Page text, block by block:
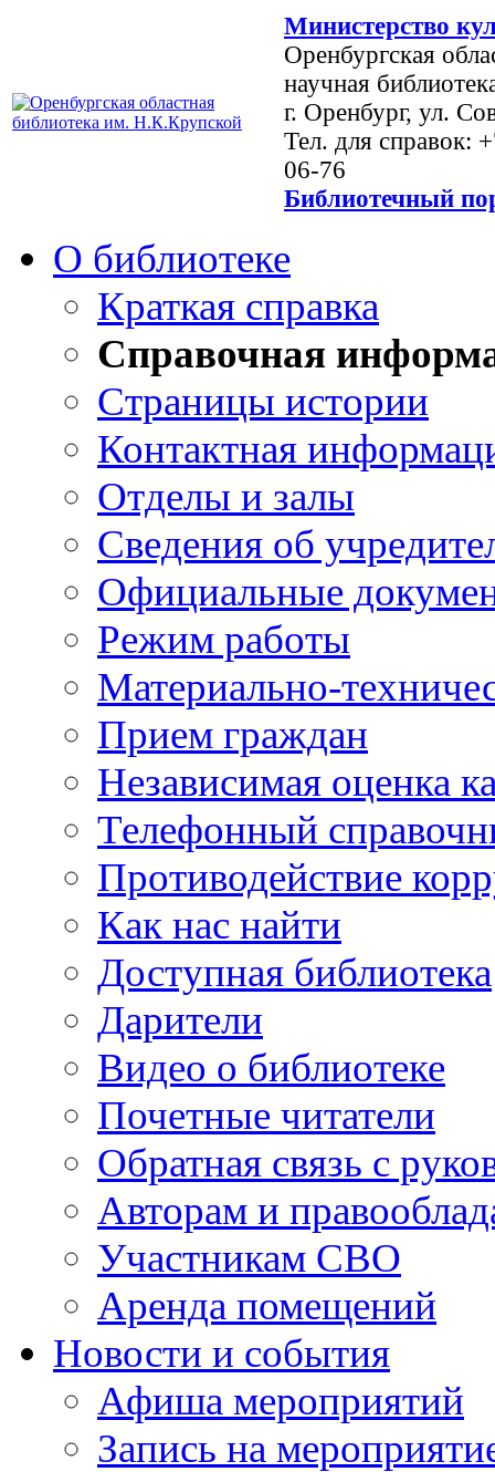
Министерство
Оренбургская
научная
г. Оренбург, ул.
Тел. для справок:
06-76
Библиотечный
О библиотеке
Краткая справка
Справочная
Страницы истории
Контактная
Отделы и залы
Сведения об
Официальные
Режим работы
Материально-
Прием граждан
Независимая оценка
Телефонный
Противодействие
Как нас найти
Доступная библиотека
Дарители
Видео о библиотеке
Почетные читатели
Обратная связь с
Авторам и
Участникам СВО
Аренда помещений
Новости и события
Афиша мероприятий
Запись на